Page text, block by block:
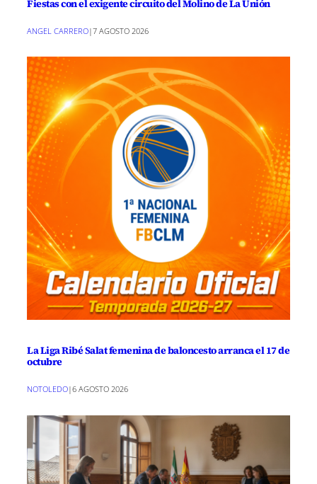
Fiestas con el exigente circuito del Molino de La Unión
ANGEL CARRERO|7 AGOSTO 2026
La Liga Ribé Salat femenina de baloncesto arranca el 17 de
octubre
NOTOLEDO|6 AGOSTO 2026